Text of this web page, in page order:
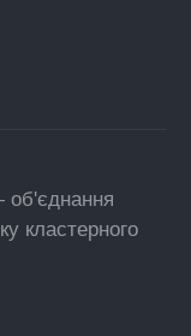
об'єднання
кластерного